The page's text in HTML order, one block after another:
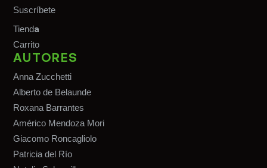
Suscríbete
Tienda
Carrito
AUTORES
Anna Zucchetti
Alberto de Belaunde
Roxana Barrantes
Américo Mendoza Mori
Giacomo Roncagliolo
Patricia del Río